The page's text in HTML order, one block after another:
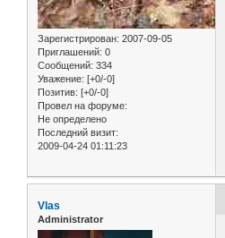
Зарегистрирован: 2007-09-05
Приглашений: 0
Сообщений: 334
Уважение: [+0/-0]
Позитив: [+0/-0]
Провел на форуме:
Не определено
Последний визит:
2009-04-24 01:11:23
Vlas
Administrator